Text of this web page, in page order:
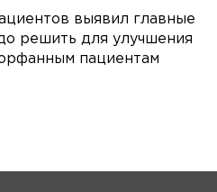
выявил главные
решить для улучшения
пациентам